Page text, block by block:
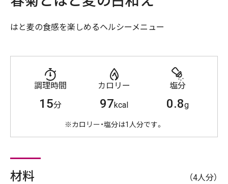
はと麦の食感を楽しめるヘルシーメニュー
調理時間
15分
カロリー
97kcal
塩分
0.8g
※カロリー・塩分は1人分です。
材料 （4人分）